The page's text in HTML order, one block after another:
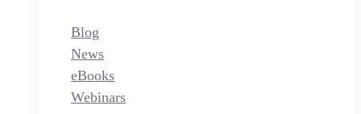
Blog
News
eBooks
Webinars